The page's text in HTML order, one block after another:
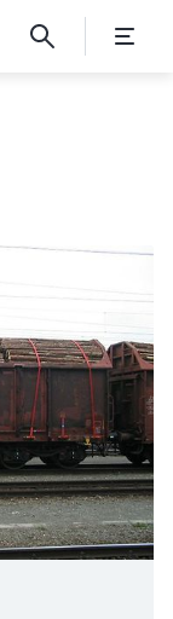
Schließen
Schließen